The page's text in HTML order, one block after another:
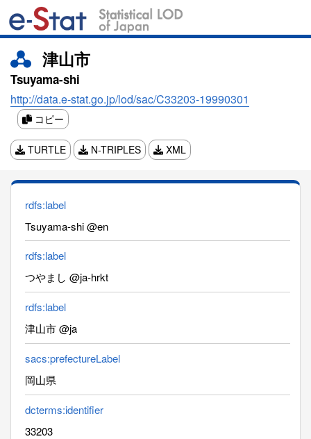
津山市
Tsuyama-shi
http://data.e-stat.go.jp/lod/sac/C33203-19990301
コピー
TURTLE N-TRIPLES XML
rdfs:label
Tsuyama-shi @en
rdfs:label
つやまし @ja-hrkt
rdfs:label
津山市 @ja
sacs:prefectureLabel
岡山県
dcterms:identifier
33203